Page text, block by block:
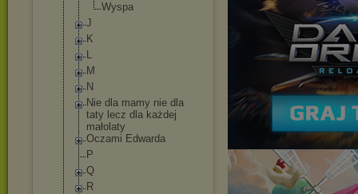
Wyspa
J
K
L
M
N
Nie dla mamy nie dla
taty lecz dla każdej
małolaty
Oczami Edwarda
P
Q
R